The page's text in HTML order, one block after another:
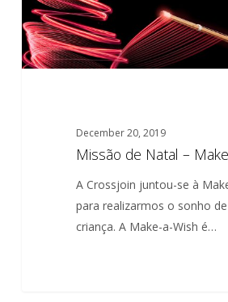
December 20, 2019
Missão de Natal –
A Crossjoin juntou-se à
para realizarmos o sonho
criança. A Make-a-Wish é…